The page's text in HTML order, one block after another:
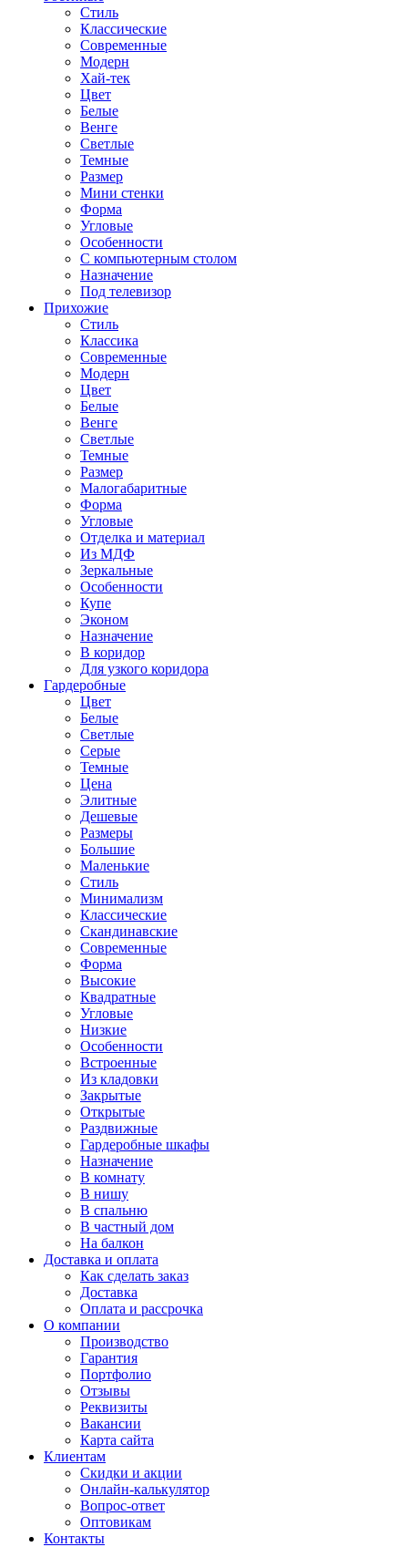
Стиль
Классические
Современные
Модерн
Хай-тек
Цвет
Белые
Венге
Светлые
Темные
Размер
Мини стенки
Форма
Угловые
Особенности
С компьютерным столом
Назначение
Под телевизор
Прихожие
Стиль
Классика
Современные
Модерн
Цвет
Белые
Венге
Светлые
Темные
Размер
Малогабаритные
Форма
Угловые
Отделка и материал
Из МДФ
Зеркальные
Особенности
Купе
Эконом
Назначение
В коридор
Для узкого коридора
Гардеробные
Цвет
Белые
Светлые
Серые
Темные
Цена
Элитные
Дешевые
Размеры
Большие
Маленькие
Стиль
Минимализм
Классические
Скандинавские
Современные
Форма
Высокие
Квадратные
Угловые
Низкие
Особенности
Встроенные
Из кладовки
Закрытые
Открытые
Раздвижные
Гардеробные шкафы
Назначение
В комнату
В нишу
В спальню
В частный дом
На балкон
Доставка и оплата
Как сделать заказ
Доставка
Оплата и рассрочка
О компании
Производство
Гарантия
Портфолио
Отзывы
Реквизиты
Вакансии
Карта сайта
Клиентам
Скидки и акции
Онлайн-калькулятор
Вопрос-ответ
Оптовикам
Контакты